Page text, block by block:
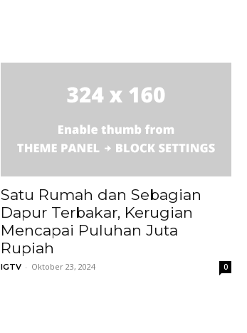
Satu Rumah dan Sebagian
Dapur Terbakar, Kerugian
Mencapai Puluhan Juta
Rupiah
IGTV - Oktober 23, 2024 0